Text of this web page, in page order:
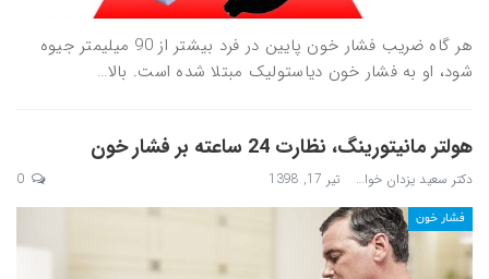
هر گاه ضریب فشار خون پایین در فرد بیشتر از 90 میلیمتر جیوه
شود، او به فشار خون دیاستولیک مبتلا شده است. بالا…
هولتر مانیتورینگ، نظارت 24 ساعته بر فشار خون
دکتر سعید یزدان خواه تیر 17, 1398
فشار خون